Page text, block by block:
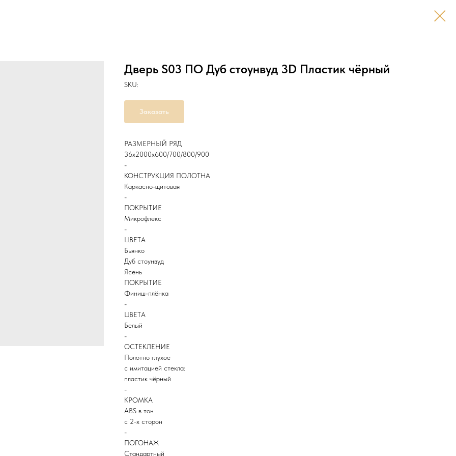
Дверь S03 ПО Дуб стоунвуд 3D Пластик чёрный
SKU:
Заказать
РАЗМЕРНЫЙ РЯД
36х2000х600/700/800/900
-
КОНСТРУКЦИЯ ПОЛОТНА
Каркасно-щитовая
-
ПОКРЫТИЕ
Микрофлекс
-
ЦВЕТА
Бьянко
Дуб стоунвуд
Ясень
ПОКРЫТИЕ
Финиш-плёнка
-
ЦВЕТА
Белый
-
ОСТЕКЛЕНИЕ
Полотно глухое
с имитацией стекла:
пластик чёрный
-
КРОМКА
ABS в тон
с 2-х сторон
-
ПОГОНАЖ
Стандартный